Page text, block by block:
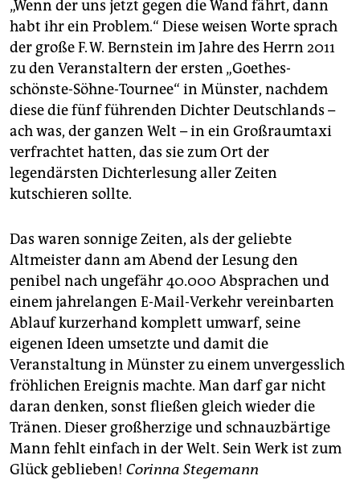
„Wenn der uns jetzt gegen die Wand fährt, dann
habt ihr ein Problem.“ Diese weisen Worte sprach
der große F. W. Bernstein im Jahre des Herrn 2011
zu den Veranstaltern der ersten „Goethes-
schönste-Söhne-Tournee“ in Münster, nachdem
diese die fünf führenden Dichter Deutschlands –
ach was, der ganzen Welt – in ein Großraumtaxi
verfrachtet hatten, das sie zum Ort der
legendärsten Dichterlesung aller Zeiten
kutschieren sollte.
Das waren sonnige Zeiten, als der geliebte
Altmeister dann am Abend der Lesung den
penibel nach ungefähr 40.000 Absprachen und
einem jahrelangen E-Mail-Verkehr vereinbarten
Ablauf kurzerhand komplett umwarf, seine
eigenen Ideen umsetzte und damit die
Veranstaltung in Münster zu einem unvergesslich
fröhlichen Ereignis machte. Man darf gar nicht
daran denken, sonst fließen gleich wieder die
Tränen. Dieser großherzige und schnauzbärtige
Mann fehlt einfach in der Welt. Sein Werk ist zum
Glück geblieben! Corinna Stegemann